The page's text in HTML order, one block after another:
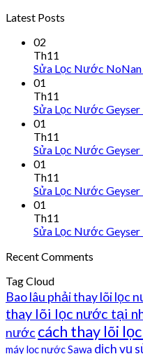
Latest Posts
02
Th11
Sửa Lọc Nước
01
Th11
Sửa Lọc Nước
01
Th11
Sửa Lọc Nước
01
Th11
Sửa Lọc Nước
01
Th11
Sửa Lọc Nước
Recent Comments
Tag Cloud
Bao lâu phải thay lõi lọc
thay lõi lọc nước tại
nước cách thay lõi
máy lọc nước Sawa dịch vụ